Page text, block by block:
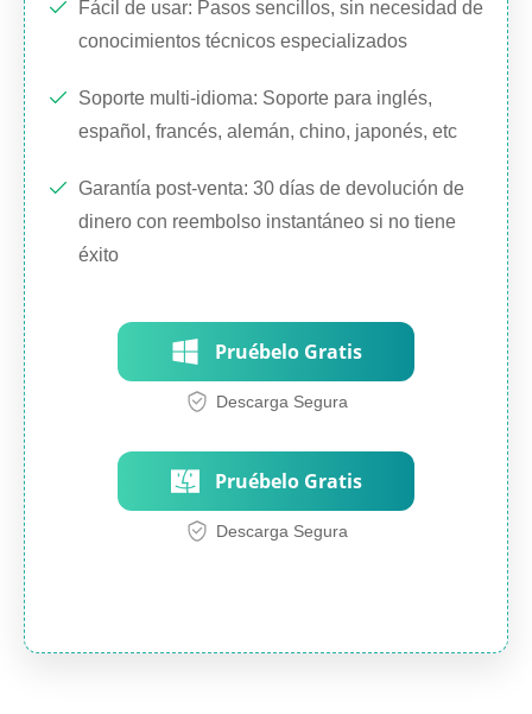
Fácil de usar: Pasos sencillos, sin necesidad de
conocimientos técnicos especializados
Soporte multi-idioma: Soporte para inglés,
español, francés, alemán, chino, japonés, etc
Garantía post-venta: 30 días de devolución de
dinero con reembolso instantáneo si no tiene
éxito
Pruébelo Gratis
Descarga Segura
Pruébelo Gratis
Descarga Segura